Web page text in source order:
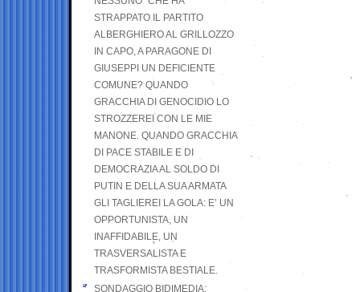
STRAPPATO IL PARTITO
ALBERGHIERO AL GRILLOZZO
IN CAPO, A PARAGONE DI
GIUSEPPI UN DEFICIENTE
COMUNE? QUANDO
GRACCHIA DI GENOCIDIO LO
STROZZEREI CON LE MIE
MANONE. QUANDO GRACCHIA
DI PACE STABILE E DI
DEMOCRAZIA AL SOLDO DI
PUTIN E DELLA SUA ARMATA
GLI TAGLIEREI LA GOLA: E’ UN
OPPORTUNISTA, UN
INAFFIDABILE, UN
TRASVERSALISTA E
TRASFORMISTA BESTIALE.
SONDAGGIO BIDIMEDIA: